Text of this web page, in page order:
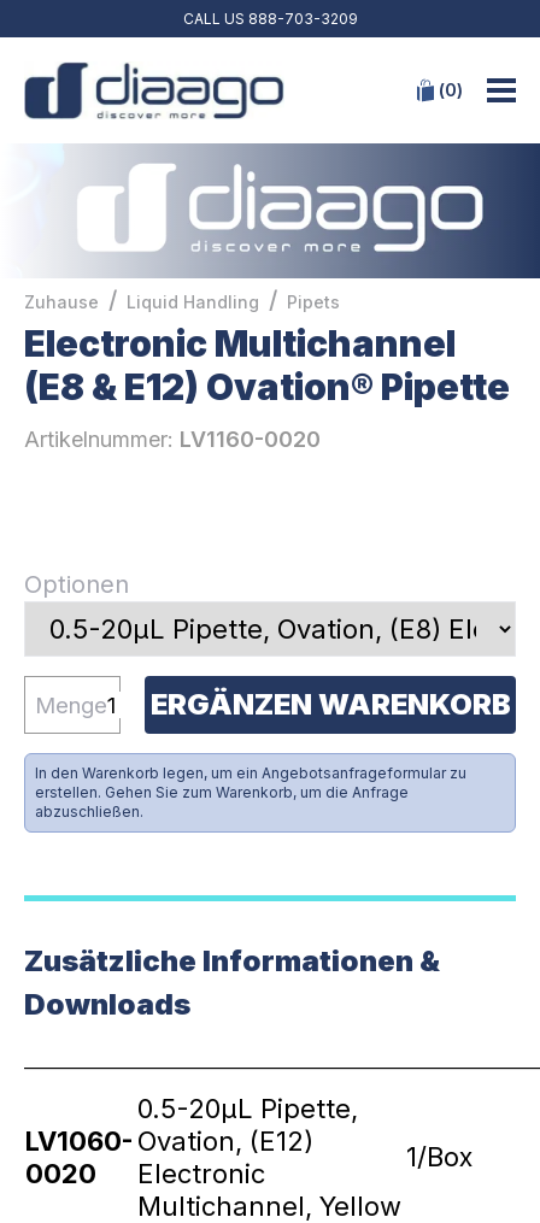
CALL US 888-703-3209
(0)
Zuhause / Liquid Handling / Pipets
Electronic Multichannel
(E8 & E12) Ovation® Pipette
Artikelnummer: LV1160-0020
Optionen
Menge ERGÄNZEN WARENKORB
In den Warenkorb legen, um ein Angebotsanfrageformular zu
erstellen. Gehen Sie zum Warenkorb, um die Anfrage
abzuschließen.
Zusätzliche Informationen &
Downloads
LV1060-
0020
0.5-20µL Pipette,
Ovation, (E12)
Electronic
Multichannel, Yellow
1/Box